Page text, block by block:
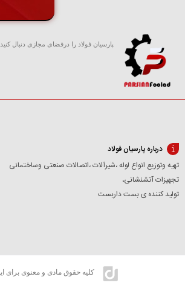
پارسیان فولاد را درفضای مجازی دنبال کنید
درباره پارسیان فولاد
تهیه وتوزیع انواع لوله ،شیرآلات ،اتصالات صنعتی وساختمانی
تجهیزات آتشنشانی،
تولید کننده ی بست داربست
کلیه حقوق مادی و معنوی